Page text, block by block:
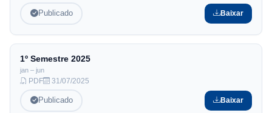
Publicado Baixar
1º Semestre 2025
jan – jun
PDF 31/07/2025
Publicado Baixar